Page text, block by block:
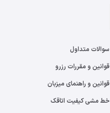
سوالات متداول
قوانین و مقررات رزرو
قوانین و راهنمای میزبان
خط مشی کیفیت اتاقک